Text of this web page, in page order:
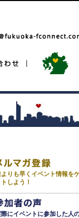
りも早くイベント情報を
しよう！
にイベントに参加した人